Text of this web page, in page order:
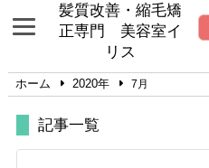
髪質改善・縮毛矯
正専門 美容室イ
リス
ホーム 2020年 7月
記事一覧